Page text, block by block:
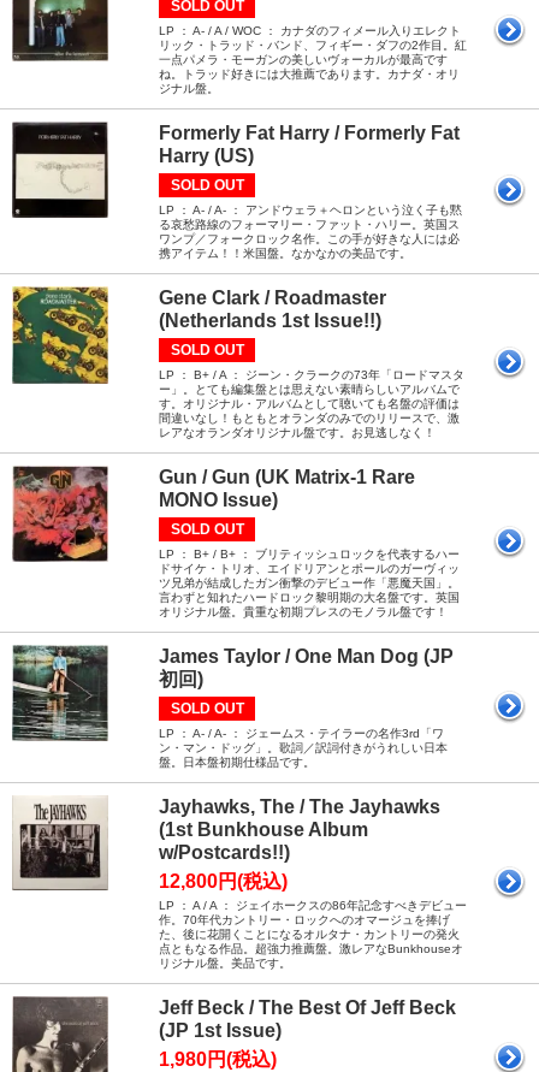
SOLD OUT
LP ： A- / A / WOC ： カナダのフィメール入りエレクト
リック・トラッド・バンド、フィギー・ダフの2作目。紅
一点パメラ・モーガンの美しいヴォーカルが最高です
ね。トラッド好きには大推薦であります。カナダ・オリ
ジナル盤。
Formerly Fat Harry / Formerly Fat
Harry (US)
SOLD OUT
LP ： A- / A- ： アンドウェラ＋ヘロンという泣く子も黙
る哀愁路線のフォーマリー・ファット・ハリー。英国ス
ワンプ／フォークロック名作。この手が好きな人には必
携アイテム！！米国盤。なかなかの美品です。
Gene Clark / Roadmaster
(Netherlands 1st Issue!!)
SOLD OUT
LP ： B+ / A ： ジーン・クラークの73年「ロードマスタ
ー」。とても編集盤とは思えない素晴らしいアルバムで
す。オリジナル・アルバムとして聴いても名盤の評価は
間違いなし！もともとオランダのみでのリリースで、激
レアなオランダオリジナル盤です。お見逃しなく！
Gun / Gun (UK Matrix-1 Rare
MONO Issue)
SOLD OUT
LP ： B+ / B+ ： ブリティッシュロックを代表するハー
ドサイケ・トリオ、エイドリアンとポールのガーヴィッ
ツ兄弟が結成したガン衝撃のデビュー作「悪魔天国」。
言わずと知れたハードロック黎明期の大名盤です。英国
オリジナル盤。貴重な初期プレスのモノラル盤です！
James Taylor / One Man Dog (JP
初回)
SOLD OUT
LP ： A- / A- ： ジェームス・テイラーの名作3rd「ワ
ン・マン・ドッグ」。歌詞／訳詞付きがうれしい日本
盤。日本盤初期仕様品です。
Jayhawks, The / The Jayhawks
(1st Bunkhouse Album
w/Postcards!!)
12,800円(税込)
LP ： A / A ： ジェイホークスの86年記念すべきデビュー
作。70年代カントリー・ロックへのオマージュを捧げ
た、後に花開くことになるオルタナ・カントリーの発火
点ともなる作品。超強力推薦盤。激レアなBunkhouseオ
リジナル盤。美品です。
Jeff Beck / The Best Of Jeff Beck
(JP 1st Issue)
1,980円(税込)